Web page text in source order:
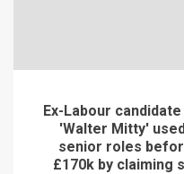
Ex-Labour
'Walter Mitty'
senior roles
£170k by claiming